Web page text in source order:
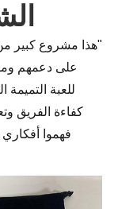
على دعمهم
للعبة
كفاءة الفريق
فهموا